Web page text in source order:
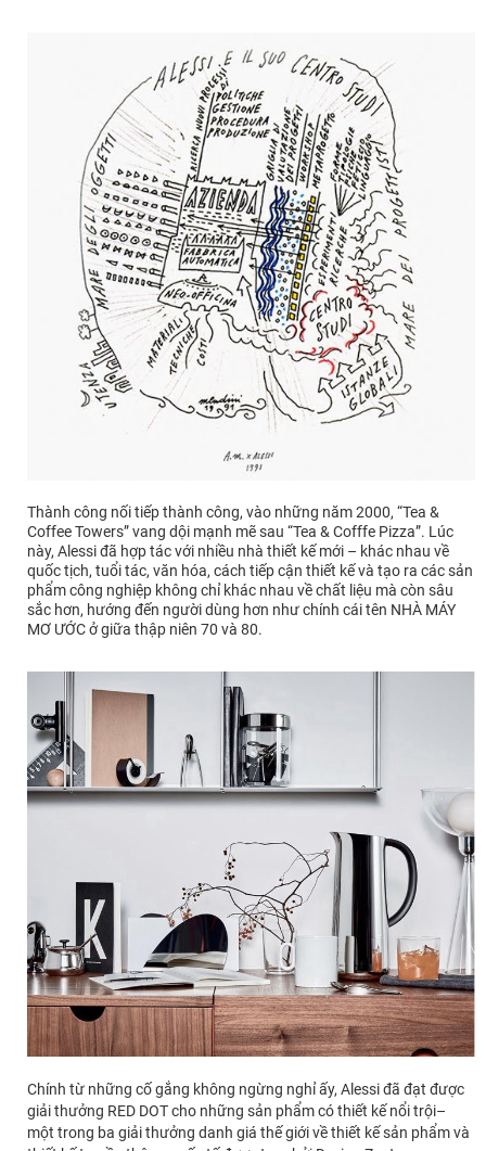
Thành công nối tiếp thành công, vào những năm 2000, “Tea &
Coffee Towers” vang dội mạnh mẽ sau “Tea & Cofffe Pizza”. Lúc
này, Alessi đã hợp tác với nhiều nhà thiết kế mới – khác nhau về
quốc tịch, tuổi tác, văn hóa, cách tiếp cận thiết kế và tạo ra các sản
phẩm công nghiệp không chỉ khác nhau về chất liệu mà còn sâu
sắc hơn, hướng đến người dùng hơn như chính cái tên NHÀ MÁY
MƠ ƯỚC ở giữa thập niên 70 và 80.
Chính từ những cố gắng không ngừng nghỉ ấy, Alessi đã đạt được
giải thưởng RED DOT cho những sản phẩm có thiết kế nổi trội–
một trong ba giải thưởng danh giá thế giới về thiết kế sản phẩm và